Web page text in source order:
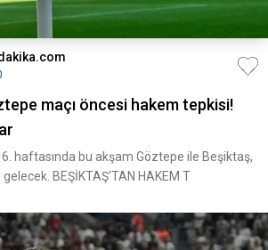
maçı öncesi hakem tepkisi!
haftasında bu akşam Göztepe ile Beşiktaş,
BEŞİKTAŞ'TAN HAKEM T